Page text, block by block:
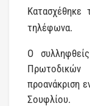
Κατασχέθηκε
τηλέφωνα.
Ο
προανάκριση
Σουφλίου.